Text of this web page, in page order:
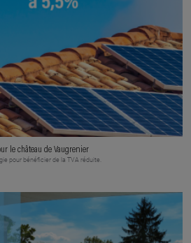
le château de Vaugrenier
pour bénéficier de la TVA réduite.